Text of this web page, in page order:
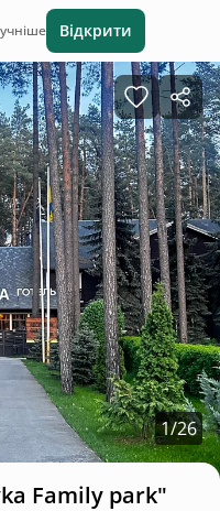
Відкрити
1/26
Family park"